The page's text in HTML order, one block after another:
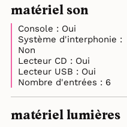
matériel son
Console : Oui
Système d'interphonie :
Non
Lecteur CD : Oui
Lecteur USB : Oui
Nombre d'entrées : 6
matériel lumières